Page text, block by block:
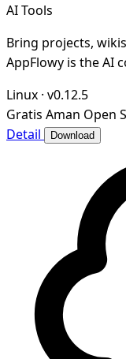
AI Tools
Bring projects,
AppFlowy is the AI
Linux · v0.12.5
Gratis Aman Open
Detail
Download